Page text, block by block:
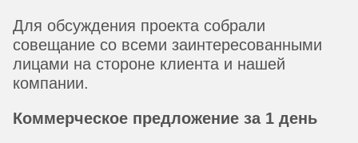
Для обсуждения проекта собрали
совещание со всеми заинтересованными
лицами на стороне клиента и нашей
компании.
Коммерческое предложение за 1 день